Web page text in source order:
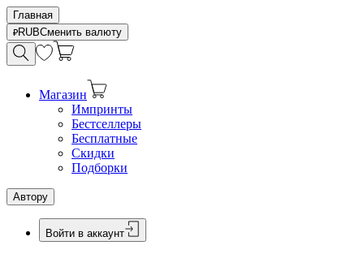
Главная
RUBСменить валюту
Магазин
Импринты
Бестселлеры
Бесплатные
Скидки
Подборки
Автору
Войти в аккаунт